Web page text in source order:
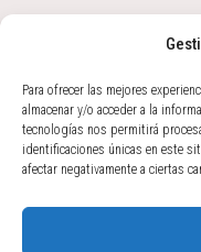
Para ofrecer las mejores
almacenar y/o acceder a la
tecnologías nos permitirá
identificaciones únicas en este
afectar negativamente a ciertas
entendieron
profunda; de tal modo
el sentido y éstos
© 2017 -